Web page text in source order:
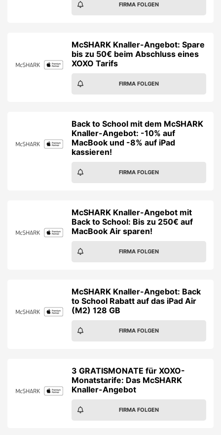
FIRMA FOLGEN
McSHARK Knaller-Angebot: Spare
bis zu 50€ beim Abschluss eines
XOXO Tarifs
FIRMA FOLGEN
Back to School mit dem McSHARK
Knaller-Angebot: -10% auf
MacBook und -8% auf iPad
kassieren!
FIRMA FOLGEN
McSHARK Knaller-Angebot mit
Back to School: Bis zu 250€ auf
MacBook Air sparen!
FIRMA FOLGEN
McSHARK Knaller-Angebot: Back
to School Rabatt auf das iPad Air
(M2) 128 GB
FIRMA FOLGEN
3 GRATISMONATE für XOXO-
Monatstarife: Das McSHARK
Knaller-Angebot
FIRMA FOLGEN